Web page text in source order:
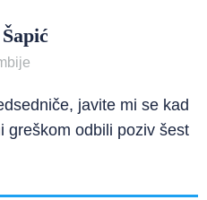
javite mi se kad
greškom odbili poziv šest